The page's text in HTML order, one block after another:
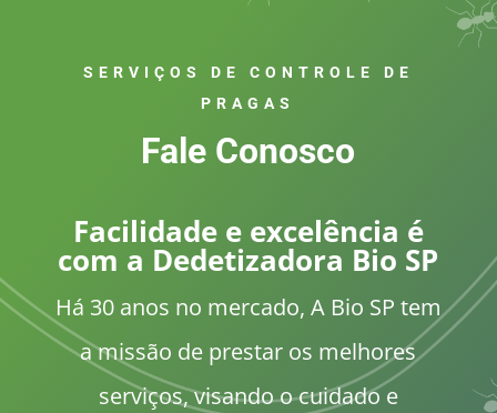
SERVIÇOS DE CONTROLE DE
PRAGAS
Fale Conosco
Facilidade e excelência é
com a Dedetizadora Bio SP
Há 30 anos no mercado, A Bio SP tem
a missão de prestar os melhores
serviços, visando o cuidado e